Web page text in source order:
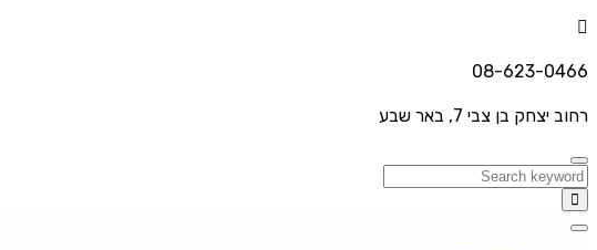
08-623-0466
רחוב יצחק בן צבי 7, באר שבע